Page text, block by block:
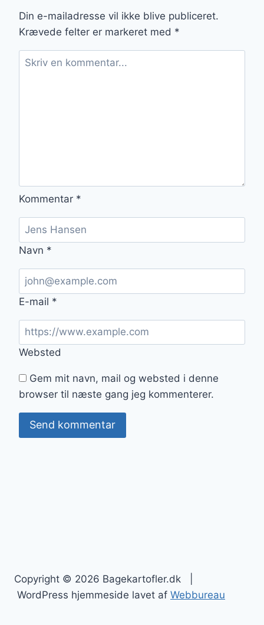
OG
PURLØG
Din e-mailadresse vil ikke blive publiceret.
Krævede felter er markeret med *
Kommentar *
Navn *
E-mail *
Websted
Gem mit navn, mail og websted i denne
browser til næste gang jeg kommenterer.
Copyright © 2026 Bagekartofler.dk |
WordPress hjemmeside lavet af Webbureau